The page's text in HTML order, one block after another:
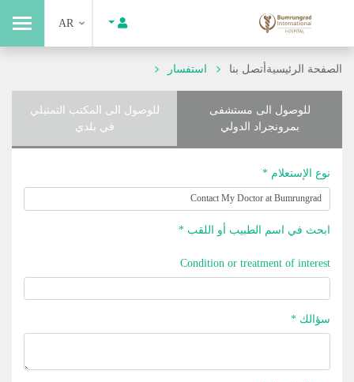
AR
الصفحة الرئيسيةأتصل بنا استفسار
للوصول الى مستشفى
بمرونجراد الدولي
للوصول الى المكتب التمثيلي
في بلدي
نوع الإستعلام *
ابحث في اسم الطبيب أو اللقب *
Condition or treatment of interest
سؤالك *